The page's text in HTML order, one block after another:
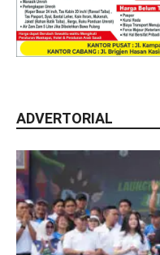
ADVERTORIAL